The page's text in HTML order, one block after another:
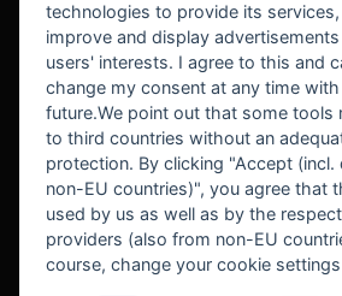
BEKANNT AUS
technologies to provide its
improve and display
users' interests. I agree to this and
change my consent at any time
future.We point out that some tools
to third countries without an
protection. By clicking "Accept (incl.
non-EU countries)", you agree that
used by us as well as by the
providers (also from non-EU
course, change your cookie